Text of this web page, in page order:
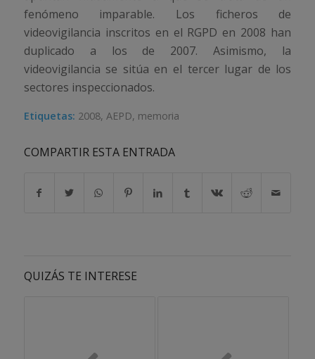
fenómeno imparable. Los ficheros de
videovigilancia inscritos en el RGPD en 2008 han
duplicado a los de 2007. Asimismo, la
videovigilancia se sitúa en el tercer lugar de los
sectores inspeccionados.
Etiquetas: 2008, AEPD, memoria
COMPARTIR ESTA ENTRADA
QUIZÁS TE INTERESE